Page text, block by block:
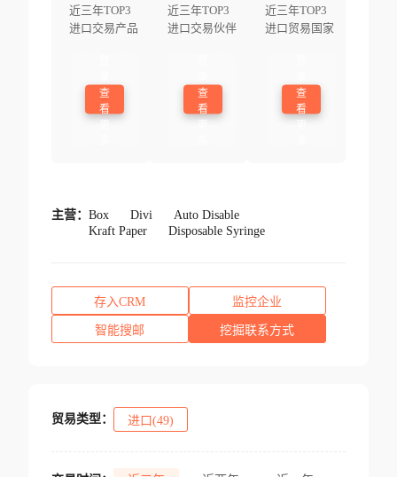
近三年TOP3
进口交易产品
查
看
近三年TOP3
进口交易伙伴
查
看
近三年TOP3
进口贸易国家
查
看
主营： Box Divi
Auto Disable
Kraft Paper
Disposable Syringe
存入CRM 监控企业
智能搜邮 挖掘联系方式
贸易类型： 进口(49)